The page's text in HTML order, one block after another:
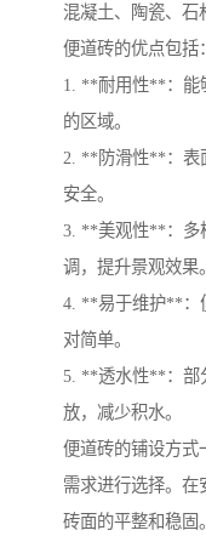
混凝土、陶瓷、石
便道砖的优点包括：
1. **耐用性**：能
的区域。
2. **防滑性**：表
安全。
3. **美观性**：多
调，提升景观效果。
4. **易于维护**：
对简单。
5. **透水性**：部
放，减少积水。
便道砖的铺设方式
需求进行选择。在
砖面的平整和稳固。